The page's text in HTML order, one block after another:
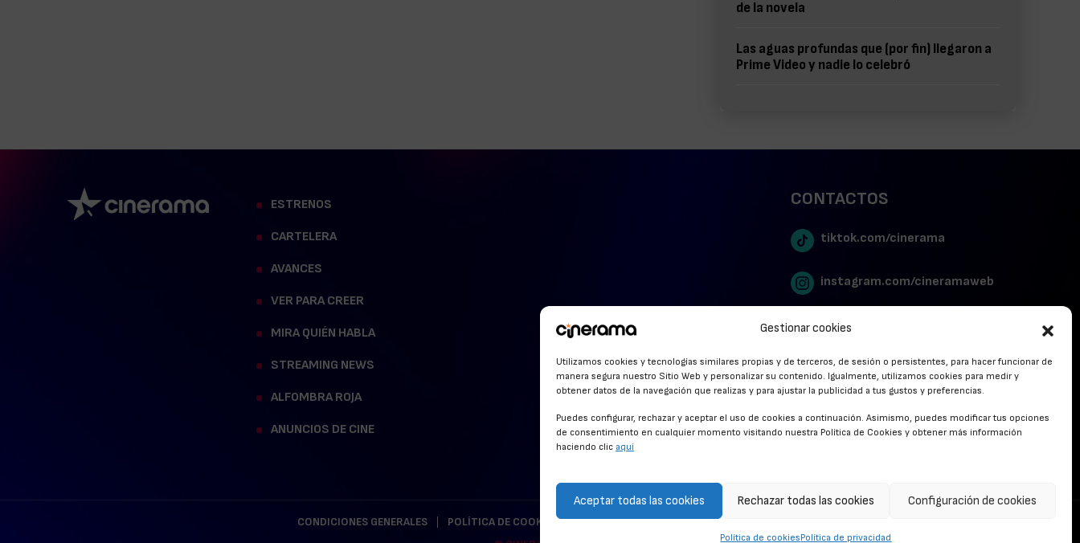
Gestionar cookies
Utilizamos cookies y tecnologías similares propias y de terceros, de sesión o persistentes, para hacer funcionar de
manera segura nuestro Sitio Web y personalizar su contenido. Igualmente, utilizamos cookies para medir y
obtener datos de la navegación que realizas y para ajustar la publicidad a tus gustos y preferencias.
Puedes configurar, rechazar y aceptar el uso de cookies a continuación. Asimismo, puedes modificar tus opciones
de consentimiento en cualquier momento visitando nuestra Política de Cookies y obtener más información
haciendo clic aquí
Aceptar todas las cookies Rechazar todas las cookies Configuración de cookies
Política de cookiesPolítica de privacidad
de la novela
Las aguas profundas que (por fin) llegaron a
Prime Video y nadie lo celebró
ESTRENOS
CARTELERA
AVANCES
VER PARA CREER
MIRA QUIÉN HABLA
STREAMING NEWS
ALFOMBRA ROJA
ANUNCIOS DE CINE
CONTACTOS
tiktok.com/cinerama
instagram.com/cineramaweb
twitter.com/cinerames
Youtube Canal Cinerama
CONDICIONES GENERALES POLÍTICA DE COOKIES POLÍTICA DE PRIVACIDAD